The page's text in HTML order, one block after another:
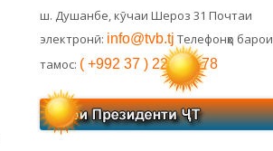
ш. Душанбе, кӯчаи Шероз 31 Почтаи
электронӣ: info@tvb.tj Телефонҳо барои
тамос: ( +992 37 ) 221-97-78